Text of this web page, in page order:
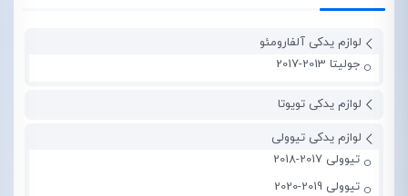
لوازم یدکی آلفارومئو
جولیتا 2013-2017
لوازم یدکی تویوتا
لوازم یدکی تیوولی
تیوولی 2017-2018
تیوولی 2019-2020